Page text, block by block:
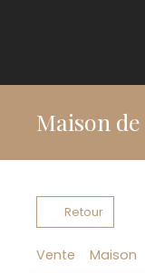
Maison
Retour
Vente Maison